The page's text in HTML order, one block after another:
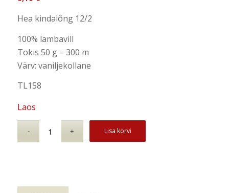
Hea kindalõng 12/2
100% lambavill
Tokis 50 g – 300 m
Värv: vaniljekollane
TL158
Laos
Lisa korvi